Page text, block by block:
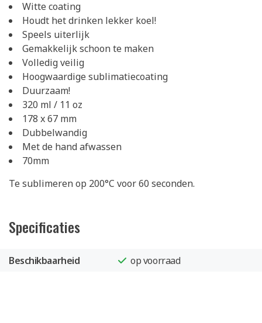
Witte coating
Houdt het drinken lekker koel!
Speels uiterlijk
Gemakkelijk schoon te maken
Volledig veilig
Hoogwaardige sublimatiecoating
Duurzaam!
320 ml / 11 oz
178 x 67 mm
Dubbelwandig
Met de hand afwassen
70mm
Te sublimeren op 200°C voor 60 seconden.
Specificaties
Beschikbaarheid op voorraad